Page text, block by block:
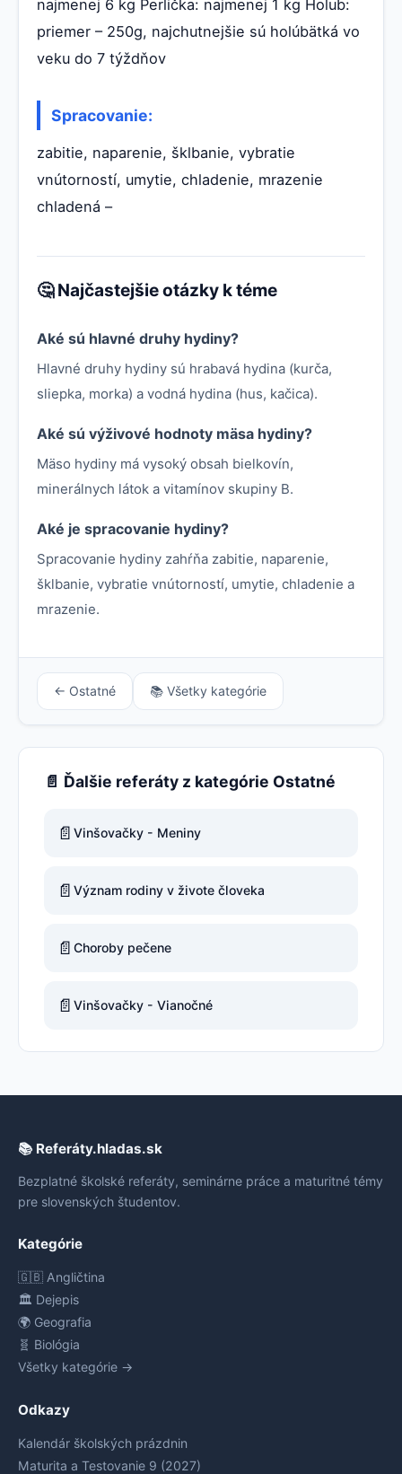
najmenej 6 kg Perlička: najmenej 1 kg Holub:
priemer – 250g, najchutnejšie sú holúbätká vo
veku do 7 týždňov
Spracovanie:
zabitie, naparenie, šklbanie, vybratie
vnútorností, umytie, chladenie, mrazenie
chladená –
🤔 Najčastejšie otázky k téme
Aké sú hlavné druhy hydiny?
Hlavné druhy hydiny sú hrabavá hydina (kurča,
sliepka, morka) a vodná hydina (hus, kačica).
Aké sú výživové hodnoty mäsa hydiny?
Mäso hydiny má vysoký obsah bielkovín,
minerálnych látok a vitamínov skupiny B.
Aké je spracovanie hydiny?
Spracovanie hydiny zahŕňa zabitie, naparenie,
šklbanie, vybratie vnútorností, umytie, chladenie a
mrazenie.
← Ostatné 📚 Všetky kategórie
📄 Ďalšie referáty z kategórie Ostatné
📄 Vinšovačky - Meniny
📄 Význam rodiny v živote človeka
📄 Choroby pečene
📄 Vinšovačky - Vianočné
📚 Referáty.hladas.sk
Bezplatné školské referáty, seminárne práce a maturitné témy
pre slovenských študentov.
Kategórie
🇬🇧 Angličtina
🏛️ Dejepis
🌍 Geografia
🧬 Biológia
Všetky kategórie →
Odkazy
Kalendár školských prázdnin
Maturita a Testovanie 9 (2027)